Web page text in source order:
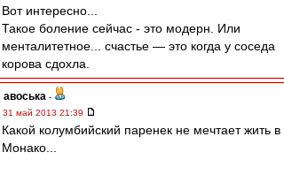
Вот интересно...
Такое боление сейчас - это модерн. Или
менталитетное... счастье ― это когда у соседа
корова сдохла.
авоська -
31 май 2013 21:39
Какой колумбийский паренек не мечтает жить в
Монако...